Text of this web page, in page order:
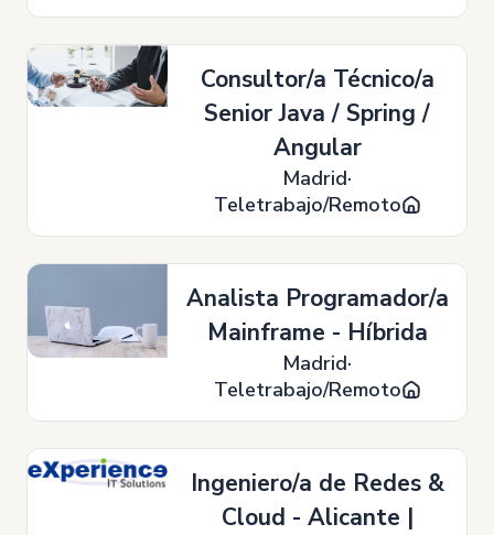
Consultor/a Técnico/a
Senior Java / Spring /
Angular
Madrid
Teletrabajo/Remoto
Analista Programador/a
Mainframe - Híbrida
Madrid
Teletrabajo/Remoto
Ingeniero/a de Redes &
Cloud - Alicante |